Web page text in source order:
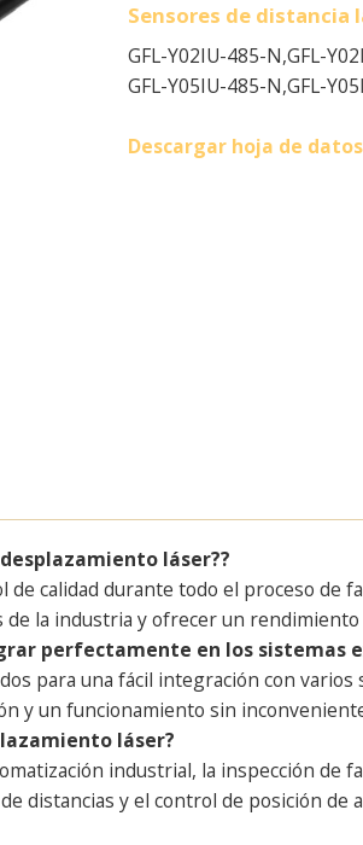
Sensores de distancia
GFL-Y02IU-485-N,GFL-
GFL-Y05IU-485-N,GFL-
Descargar hoja de datos
láser??
calidad durante todo el proceso de
la industria y ofrecer un
perfectamente en los sistemas
para una fácil integración con
y un funcionamiento sin
láser?
industrial, la inspección de
distancias y el control de posición de